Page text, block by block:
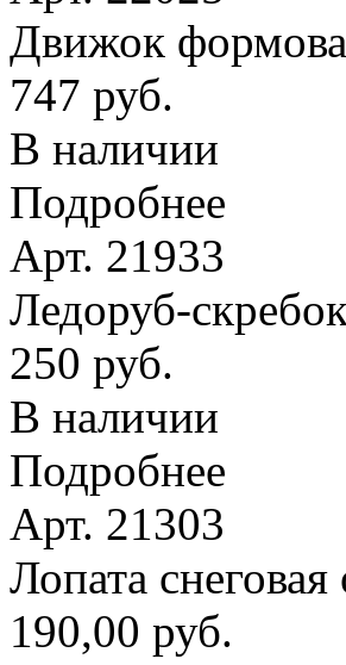
Движок
747 руб.
В наличии
Подробнее
Арт. 21933
Ледоруб-
250 руб.
В наличии
Подробнее
Арт. 21303
Лопата
190,00 руб.